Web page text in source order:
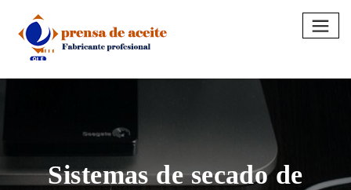
content
Sistemas de secado de